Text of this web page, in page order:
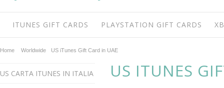
ITUNES GIFT CARDS PLAYSTATION GIFT CARDS
Home Worldwide US iTunes Gift Card in UAE
US CARTA ITUNES IN ITALIA US ITUNES